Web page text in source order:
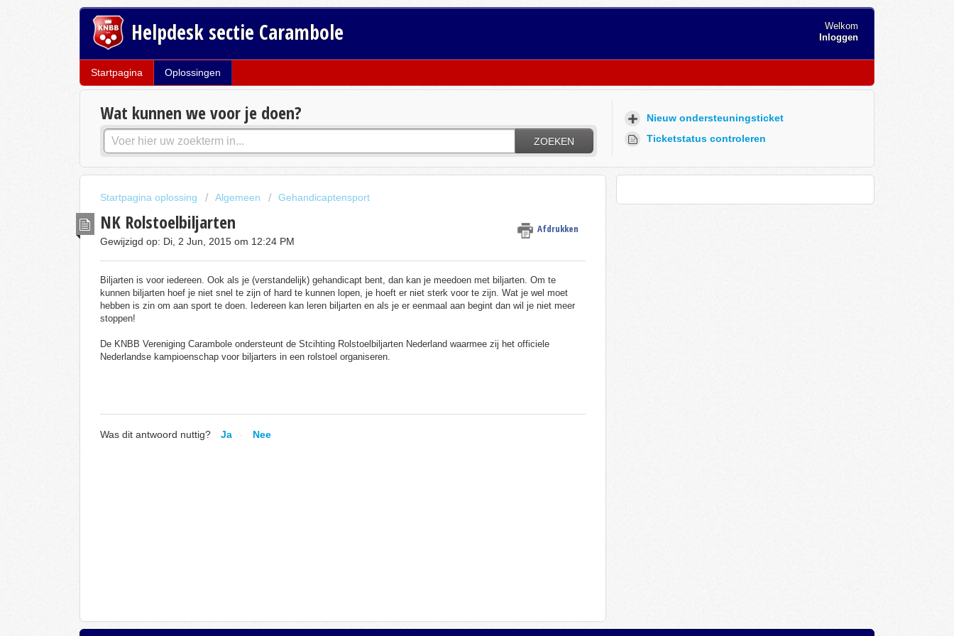
Helpdesk sectie Carambole
Welkom
Inloggen
Startpagina Oplossingen
Wat kunnen we voor je doen?
ZOEKEN
Nieuw ondersteuningsticket
Ticketstatus controleren
Startpagina oplossing Algemeen Gehandicaptensport
NK Rolstoelbiljarten Afdrukken
Gewijzigd op: Di, 2 Jun, 2015 om 12:24 PM
Biljarten is voor iedereen. Ook als je (verstandelijk) gehandicapt bent, dan kan je meedoen met biljarten. Om te
kunnen biljarten hoef je niet snel te zijn of hard te kunnen lopen, je hoeft er niet sterk voor te zijn. Wat je wel moet
hebben is zin om aan sport te doen. Iedereen kan leren biljarten en als je er eenmaal aan begint dan wil je niet meer
stoppen!
De KNBB Vereniging Carambole ondersteunt de Stcihting Rolstoelbiljarten Nederland waarmee zij het officiele
Nederlandse kampioenschap voor biljarters in een rolstoel organiseren.
Was dit antwoord nuttig? Ja Nee